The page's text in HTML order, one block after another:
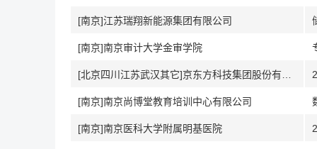
[南京]江苏瑞翔新能源集团有限公司
[南京]南京审计大学金审学院
[南京]南京尚博堂教育培训中心有限公司
[南京]南京医科大学附属明基医院